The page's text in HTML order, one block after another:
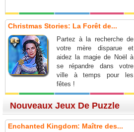
Christmas Stories: La Forêt de...
Partez à la recherche de
votre mère disparue et
aidez la magie de Noël à
se répandre dans votre
ville à temps pour les
fêtes !
Nouveaux Jeux De Puzzle
Enchanted Kingdom: Maître des...